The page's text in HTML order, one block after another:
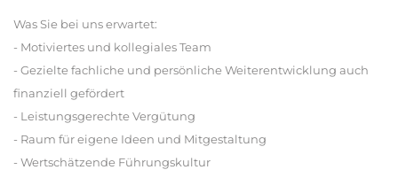
Was Sie bei uns erwartet:
- Motiviertes und kollegiales Team
- Gezielte fachliche und persönliche Weiterentwicklung auch
finanziell gefördert
- Leistungsgerechte Vergütung
- Raum für eigene Ideen und Mitgestaltung
- Wertschätzende Führungskultur